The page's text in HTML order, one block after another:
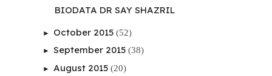
BIODATA DR SAY SHAZRIL
► October 2015 (52)
► September 2015 (38)
► August 2015 (20)